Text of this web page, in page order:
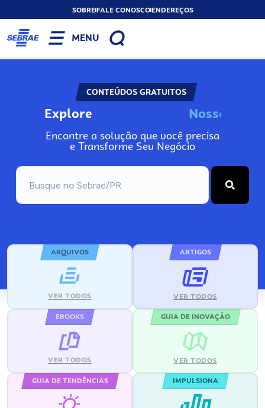
SOBREFALE CONOSCOENDEREÇOS
MENU
CONTEÚDOS GRATUITOS
Explore Nosso
Encontre a solução que você precisa
e Transforme Seu Negócio
ARQUIVOS
VER TODOS
ARTIGOS
VER TODOS
EBOOKS
VER TODOS
GUIA DE INOVAÇÃO
VER TODOS
GUIA DE TENDÊNCIAS IMPULSIONA